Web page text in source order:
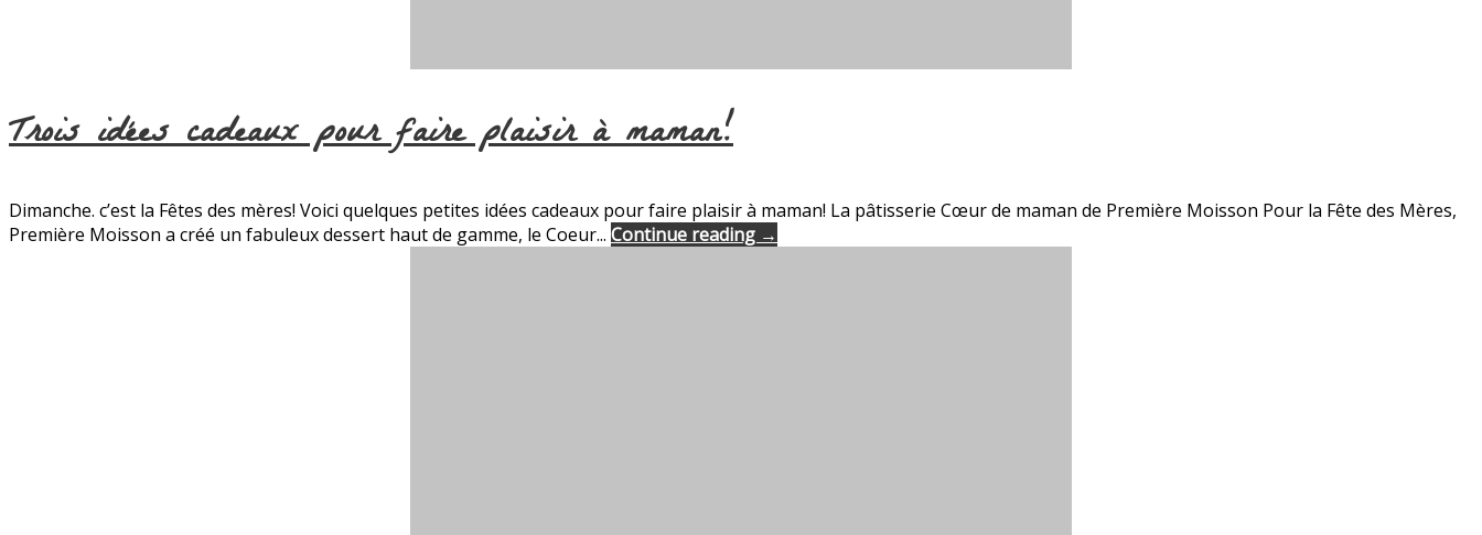
Trois idées cadeaux pour faire plaisir à maman!
Dimanche. c’est la Fêtes des mères! Voici quelques petites idées cadeaux pour faire plaisir à maman! La pâtisserie Cœur de maman de Première Moisson Pour la Fête des Mères,
Première Moisson a créé un fabuleux dessert haut de gamme, le Coeur... Continue reading →